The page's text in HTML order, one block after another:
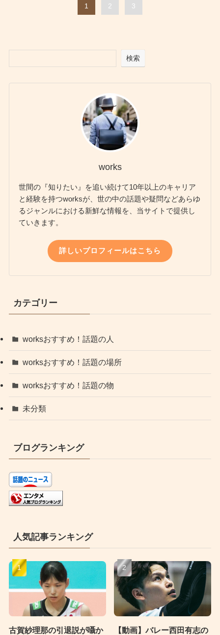
1 2 3
検索
works
世間の『知りたい』を追い続けて10年以上のキャリア
と経験を持つworksが、世の中の話題や疑問などあらゆ
るジャンルにおける新鮮な情報を、当サイトで提供し
ていきます。
詳しいプロフィールはこちら
カテゴリー
worksおすすめ！話題の人
worksおすすめ！話題の場所
worksおすすめ！話題の物
未分類
ブログランキング
人気記事ランキング
古賀紗理那の引退説が囁か
【動画】バレー西田有志の